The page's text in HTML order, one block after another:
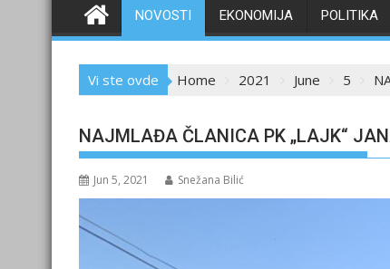
NOVOSTI EKONOMIJA POLITIKA
Vi ste ovde Home 2021 June 5
NAJMLAĐA ČLANICA PK „LAJK“
Jun 5, 2021 Snežana Bilić